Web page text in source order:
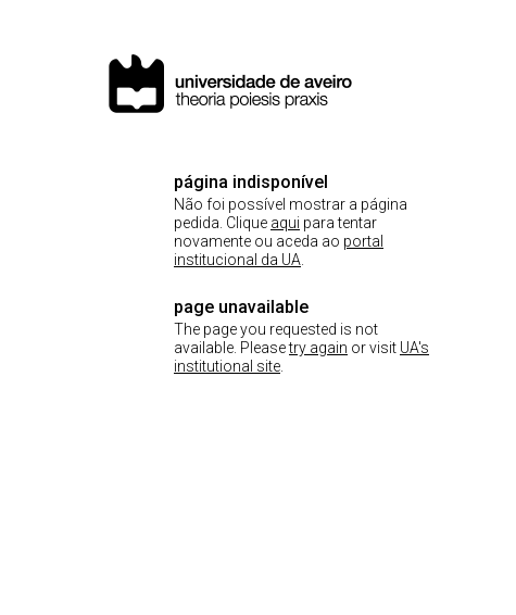
página indisponível
Não foi possível mostrar a página
pedida. Clique aqui para tentar
novamente ou aceda ao portal
institucional da UA
page unavailable
The page you requested is not
available. Pleasetry again or visit UA's
institutional site